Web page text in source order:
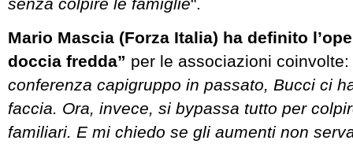
Mario Mascia (Forza Italia) ha definito
doccia fredda” per le associazioni coinvolte:
conferenza capigruppo in passato, Bucci ci
faccia. Ora, invece, si bypassa tutto per
familiari. E mi chiedo se gli aumenti non